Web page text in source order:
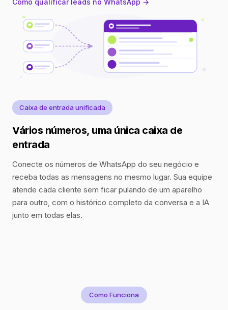
Como qualificar leads no WhatsApp →
Caixa de entrada unificada
Vários números, uma única caixa de
entrada
Conecte os números de WhatsApp do seu negócio e
receba todas as mensagens no mesmo lugar. Sua equipe
atende cada cliente sem ficar pulando de um aparelho
para outro, com o histórico completo da conversa e a IA
junto em todas elas.
Como Funciona